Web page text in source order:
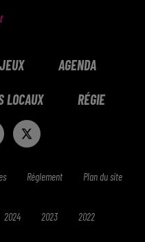
JEUX AGENDA
LOCAUX RÉGIE
Réglement Plan du site
2024 2023 2022